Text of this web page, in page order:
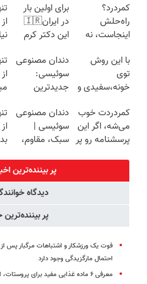
کمردرد؟
راه‌حلش
اینجاست، نه
برای اولین بار
در ایران🇮🇷
این دکتر کرم
روزه ساخت!
با این روش
توی
خونه،سفیدی و
برگردون
(40%off)
دندان مصنوعی
سوئیسی:
جدیدترین
سبک و مقاوم |
پرداخت قسطی
کمردردت خوب
می‌شه، اگر این
پرسشنامه رو پر
دندان مصنوعی
سوئیسی |
سبک، مقاوم،
رایگان+پرداخت
اقساطی😍
پر بیننده‌ترین
دیدگاه
پر بیننده‌ترین
فوت یک ورزشکار و اشتباهات مرگبار پس
احتمال مارگزیدگی وجود دارد
معرفی ۶ ماده غذایی مفید برای پروستات، استخوان و عضلات